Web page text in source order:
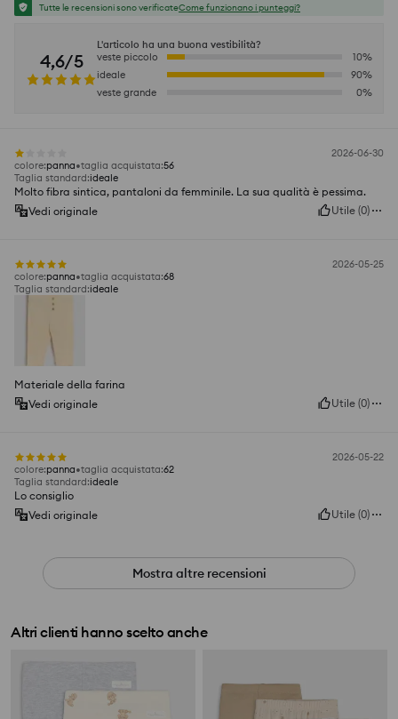
Tutte le recensioni sono verificateCome funzionano i punteggi?
4,6/5
L'articolo ha una buona vestibilità?
veste piccolo
10%
ideale
90%
veste grande
0%
2026-06-30
colore:panna taglia acquistata:56
Taglia standard:ideale
Molto fibra sintica, pantaloni da femminile. La sua qualità è pessima.
Vedi originale
Utile (0)
2026-05-25
colore:panna taglia acquistata:68
Taglia standard:ideale
Materiale della farina
Vedi originale
Utile (0)
2026-05-22
colore:panna taglia acquistata:62
Taglia standard:ideale
Lo consiglio
Vedi originale
Utile (0)
Mostra altre recensioni
Altri clienti hanno scelto anche